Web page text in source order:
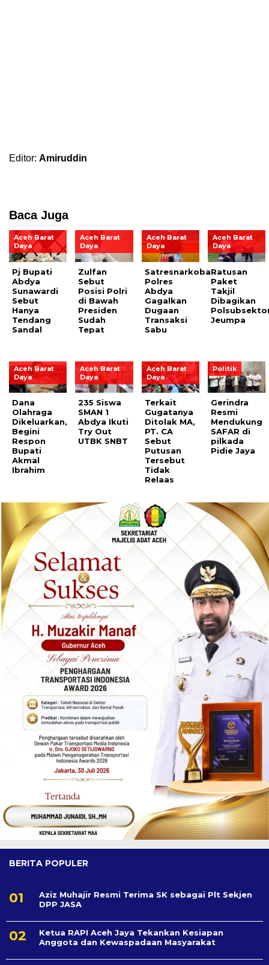
Editor: Amiruddin
Baca Juga
Aceh Barat
Daya
Pj Bupati
Abdya
Sunawardi
Sebut
Hanya
Tendang
Sandal
Aceh Barat
Daya
Zulfan
Sebut
Posisi Polri
di Bawah
Presiden
Sudah
Tepat
Aceh Barat
Daya
Satresnarkoba
Polres
Abdya
Gagalkan
Dugaan
Transaksi
Sabu
Aceh Barat
Daya
Ratusan
Paket
Takjil
Dibagikan
Jeumpa
Aceh Barat
Daya
Dana
Olahraga
Dikeluarkan,
Begini
Respon
Bupati
Akmal
Ibrahim
Aceh Barat
Daya
235 Siswa
SMAN 1
Abdya Ikuti
Try Out
UTBK SNBT
Aceh Barat
Daya
Terkait
Gugatanya
Ditolak MA,
PT. CA
Sebut
Putusan
Tersebut
Tidak
Relaas
Politik
Gerindra
Resmi
Mendukung
SAFAR di
pilkada
Pidie Jaya
BERITA POPULER
Aziz Muhajir Resmi Terima SK sebagai Plt Sekjen
DPP JASA
Ketua RAPI Aceh Jaya Tekankan Kesiapan
Anggota dan Kewaspadaan Masyarakat